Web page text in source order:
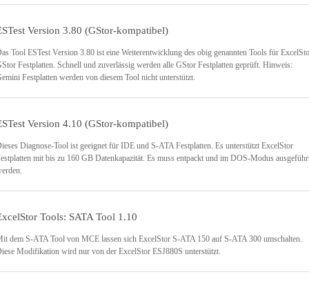
Version 3.80 (GStor-kompatibel)
Tool ESTest Version 3.80 ist eine Weiterentwicklung des obig genannten Tools für
Festplatten. Schnell und zuverlässig werden alle GStor Festplatten geprüft. Hinweis:
Festplatten werden von diesem Tool nicht unterstützt.
Version 4.10 (GStor-kompatibel)
Diagnose-Tool ist geeignet für IDE und S-ATA Festplatten. Es unterstützt ExcelStor
mit bis zu 160 GB Datenkapazität. Es muss entpackt und im DOS-Modus
Tools: SATA Tool 1.10
dem S-ATA Tool von MCE lassen sich ExcelStor S-ATA 150 auf S-ATA 300 umschalten.
Modifikation wird nur von der ExcelStor ESJ880S unterstützt.